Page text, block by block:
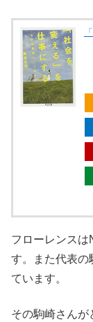
フローレンス
す。また代表の
ています。
その駒崎さんが